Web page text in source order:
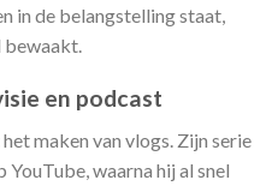
in de belangstelling staat,
bewaakt.
en podcast
maken van vlogs. Zijn serie
waarna hij al snel